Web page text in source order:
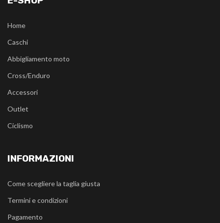
Home
Caschi
Abbigliamento moto
Cross/Enduro
Accessori
Outlet
Ciclismo
INFORMAZIONI
Come scegliere la taglia giusta
Termini e condizioni
Pagamento